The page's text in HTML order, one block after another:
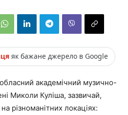
як бажане джерело в Google
академічний музично-
Миколи Куліша, зазвичай,
різноманітних локаціях: